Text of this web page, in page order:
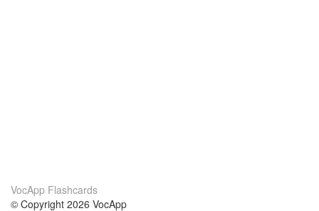
VocApp Flashcards
© Copyright 2026 VocApp